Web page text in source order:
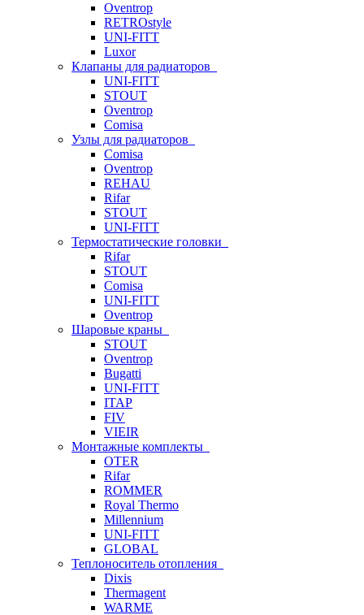
Oventrop
RETROstyle
UNI-FITT
Luxor
Клапаны для радиаторов
UNI-FITT
STOUT
Oventrop
Comisa
Узлы для радиаторов
Comisa
Oventrop
REHAU
Rifar
STOUT
UNI-FITT
Термостатические головки
Rifar
STOUT
Comisa
UNI-FITT
Oventrop
Шаровые краны
STOUT
Oventrop
Bugatti
UNI-FITT
ITAP
FIV
VIEIR
Монтажные комплекты
OTER
Rifar
ROMMER
Royal Thermo
Millennium
UNI-FITT
GLOBAL
Теплоноситель отопления
Dixis
Thermagent
WARME